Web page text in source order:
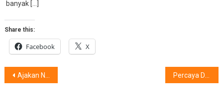
banyak […]
Share this:
Facebook X
Post
Ajakan NIVEA : #Sentuhan Ibu 2019 Percaya Diri, Menggapai Impian, Bersama Vitamin Micellar Water